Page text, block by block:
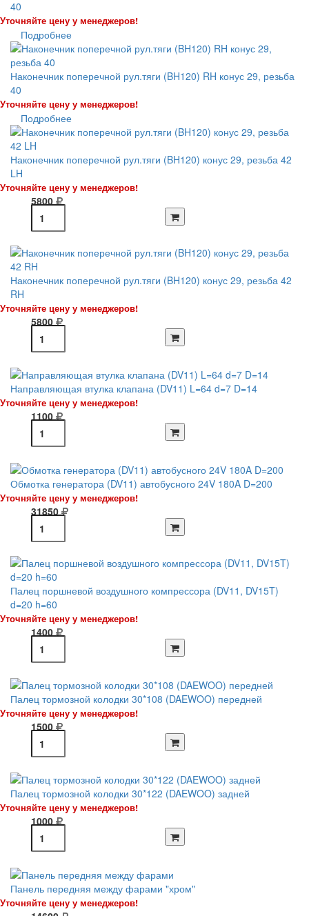
40
Уточняйте цену у менеджеров!
Подробнее
Наконечник поперечной рул.тяги (BH120) RH конус 29, резьба
40
Уточняйте цену у менеджеров!
Подробнее
Наконечник поперечной рул.тяги (BH120) конус 29, резьба 42
LH
Уточняйте цену у менеджеров!
5800
Наконечник поперечной рул.тяги (BH120) конус 29, резьба 42
RH
Уточняйте цену у менеджеров!
5800
Направляющая втулка клапана (DV11) L=64 d=7 D=14
Уточняйте цену у менеджеров!
1100
Обмотка генератора (DV11) автобусного 24V 180A D=200
Уточняйте цену у менеджеров!
31850
Палец поршневой воздушного компрессора (DV11, DV15T)
d=20 h=60
Уточняйте цену у менеджеров!
1400
Палец тормозной колодки 30*108 (DAEWOO) передней
Уточняйте цену у менеджеров!
1500
Палец тормозной колодки 30*122 (DAEWOO) задней
Уточняйте цену у менеджеров!
1000
Панель передняя между фарами "хром"
Уточняйте цену у менеджеров!